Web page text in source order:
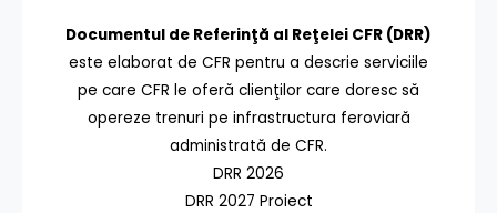
Documentul de Referinţă al Reţelei CFR (DRR)
este elaborat de CFR pentru a descrie serviciile
pe care CFR le oferă clienţilor care doresc să
opereze trenuri pe infrastructura feroviară
administrată de CFR.
DRR 2026
DRR 2027 Proiect